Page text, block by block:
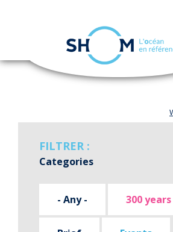
Skip
FILTRER :
Categories
- Any - 300 years